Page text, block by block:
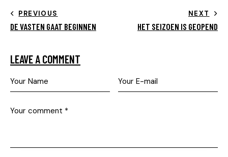
PREVIOUS
DE VASTEN GAAT BEGINNEN
NEXT
HET SEIZOEN IS GEOPEND
LEAVE A COMMENT